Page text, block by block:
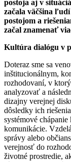
postoja aj v
začala väčšina
postojom a
začal znamenať
Kultúra dialógu v
Doteraz sme sa
inštitucionálnym,
rozhodovaní, v
analyzovať a
dizajny verejnej
dôsledky ich
systémové
komunikácie.
správy alebo
verejnosť do
životné prostredie,